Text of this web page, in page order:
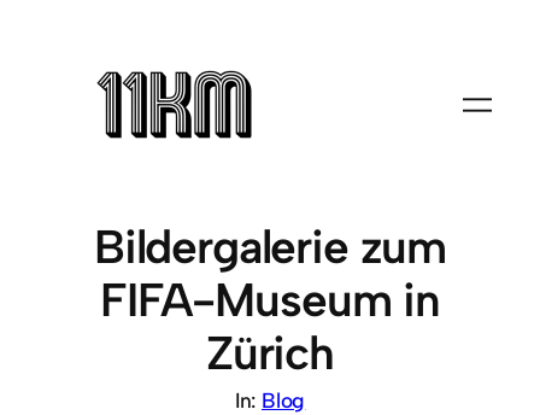
Bildergalerie zum
FIFA-Museum in
Zürich
In: Blog